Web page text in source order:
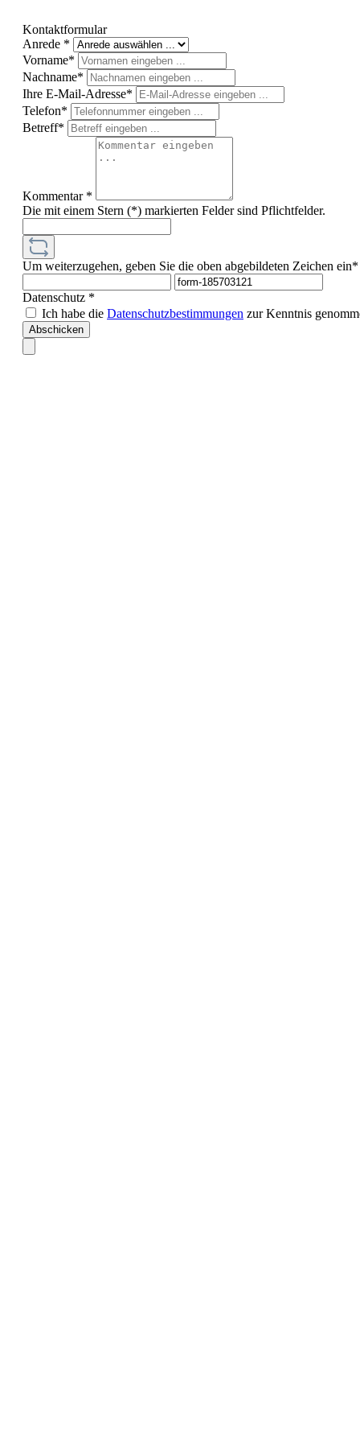
Kontaktformular
Anrede *
Vorname*
Nachname*
Ihre E-Mail-Adresse*
Telefon*
Betreff*
Kommentar *
Die mit einem Stern (*) markierten Felder sind Pflichtfelder.
Um weiterzugehen, geben Sie die oben abgebildeten Zeichen ein*
Datenschutz *
Ich habe die Datenschutzbestimmungen zur Kenntnis
Abschicken